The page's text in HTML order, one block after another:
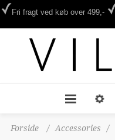
Fri fragt ved køb over 499,-
Forside / Accessories /